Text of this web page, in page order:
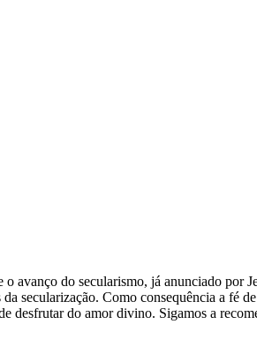
avanço do secularismo, já anunciado por
secularização. Como consequência a fé
desfrutar do amor divino. Sigamos a